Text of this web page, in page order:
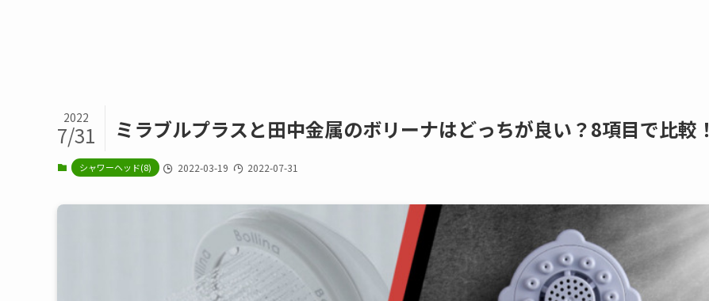
ミラブルプラスと田中金属のボリーナはどっちが良い？8項目で比較！
2022
7/31
シャワーヘッド(8) 2022-03-19 2022-07-31